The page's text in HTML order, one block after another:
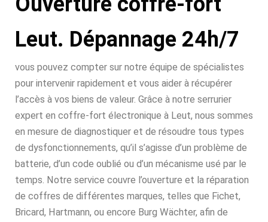
Leut. Dépannage 24h/7
vous pouvez compter sur notre équipe de spécialistes
pour intervenir rapidement et vous aider à récupérer
l’accès à vos biens de valeur. Grâce à notre serrurier
expert en coffre-fort électronique à Leut, nous sommes
en mesure de diagnostiquer et de résoudre tous types
de dysfonctionnements, qu’il s’agisse d’un problème de
batterie, d’un code oublié ou d’un mécanisme usé par le
temps. Notre service couvre l’ouverture et la réparation
de coffres de différentes marques, telles que Fichet,
Bricard, Hartmann, ou encore Burg Wächter, afin de